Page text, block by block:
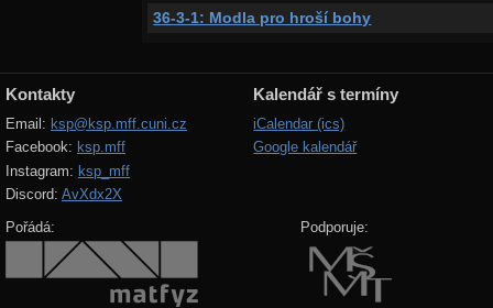
36-3-1: Modla pro hroší bohy
Kontakty
Email: ksp@ksp.mff.cuni.cz
Facebook: ksp.mff
Instagram: ksp_mff
Discord: AvXdx2X
Kalendář s termíny
iCalendar (ics)
Google kalendář
Pořádá: Podporuje: